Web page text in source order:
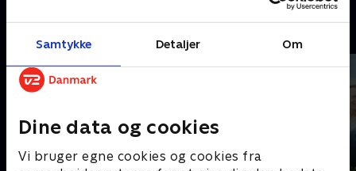
Samtykke Detaljer Om
Dine data og cookies
Vi bruger egne cookies og cookies fra